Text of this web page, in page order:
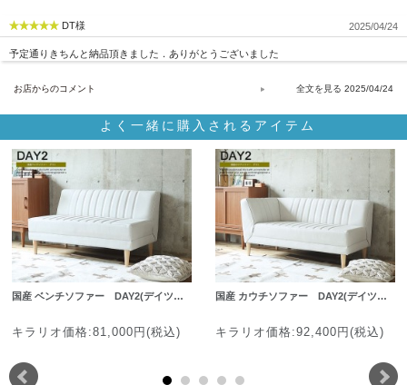
DT様 2025/04/24
予定通りきちんと納品頂きました．ありがとうございました
お店からのコメント 2025/04/24
よく一緒に購入されるアイテム
国産 ベンチソファー DAY2(デイツ…
キラリオ価格:81,000円(税込)
国産 カウチソファー DAY2(デイツ…
キラリオ価格:92,400円(税込)